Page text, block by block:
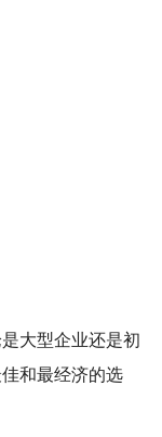
大型企业还是初
和最经济的选